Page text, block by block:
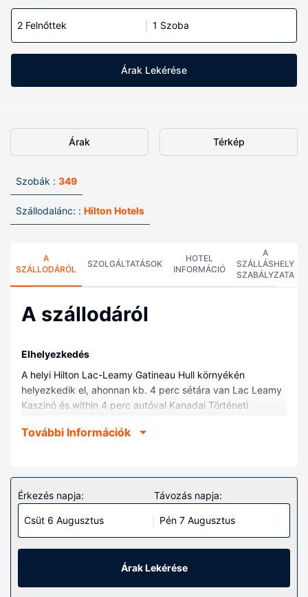
2 Felnőttek 1 Szoba
Árak Lekérése
Árak Térkép
Szobák : 349
Szállodalánc: : Hilton Hotels
A
SZÁLLODÁRÓL
SZOLGÁLTATÁSOK
HOTEL
INFORMÁCIÓ
A
SZÁLLÁSHELY
SZABÁLYZATA
A szállodáról
Elhelyezkedés
A helyi Hilton Lac-Leamy Gatineau Hull környékén
helyezkedik el, ahonnan kb. 4 perc sétára van Lac Leamy
Kaszinó és within 4 perc autóval Kanadai Történeti
re található Rideau-csatorna, ill. 5 km-re Byward Market
Helyezze magát kényelembe a(z) 349 szoba egyikében,
melyekben minibár és okostévék is található. A
szórakozásról 47 hüvelyk képátmérőjű méretű
síkképernyős televízió és kábelcsatornák gondoskodik, a
rendelkezésre álló ingyenes vezeték nélküli internet-
hozzáférés révén pedig kapcsolatot tarthat ismerőseivel.
További Információk
Érkezés napja:
Csüt 6 Augusztus
Távozás napja:
Pén 7 Augusztus
Árak Lekérése